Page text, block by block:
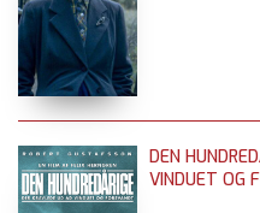
DEN
VINDUET OG